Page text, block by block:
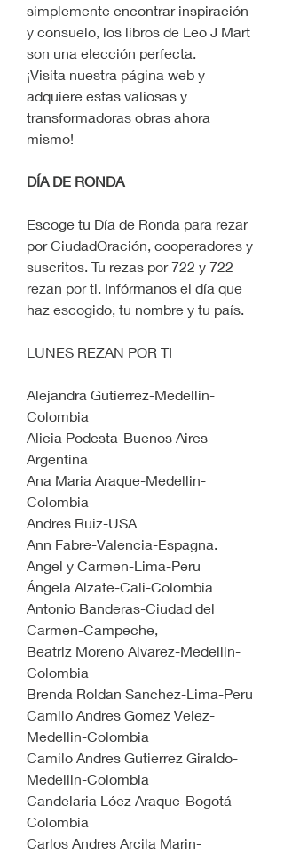
simplemente encontrar inspiración
y consuelo, los libros de Leo J Mart
son una elección perfecta.
¡Visita nuestra página web y
adquiere estas valiosas y
transformadoras obras ahora
mismo!
DÍA DE RONDA
Escoge tu Día de Ronda para rezar
por CiudadOración, cooperadores y
suscritos. Tu rezas por 722 y 722
rezan por ti. Infórmanos el día que
haz escogido, tu nombre y tu país.
LUNES REZAN POR TI
Alejandra Gutierrez-Medellin-
Colombia
Alicia Podesta-Buenos Aires-
Argentina
Ana Maria Araque-Medellin-
Colombia
Andres Ruiz-USA
Ann Fabre-Valencia-Espagna.
Angel y Carmen-Lima-Peru
Ángela Alzate-Cali-Colombia
Antonio Banderas-Ciudad del
Carmen-Campeche,
Beatriz Moreno Alvarez-Medellin-
Colombia
Brenda Roldan Sanchez-Lima-Peru
Camilo Andres Gomez Velez-
Medellin-Colombia
Camilo Andres Gutierrez Giraldo-
Medellin-Colombia
Candelaria Lóez Araque-Bogotá-
Colombia
Carlos Andres Arcila Marin-